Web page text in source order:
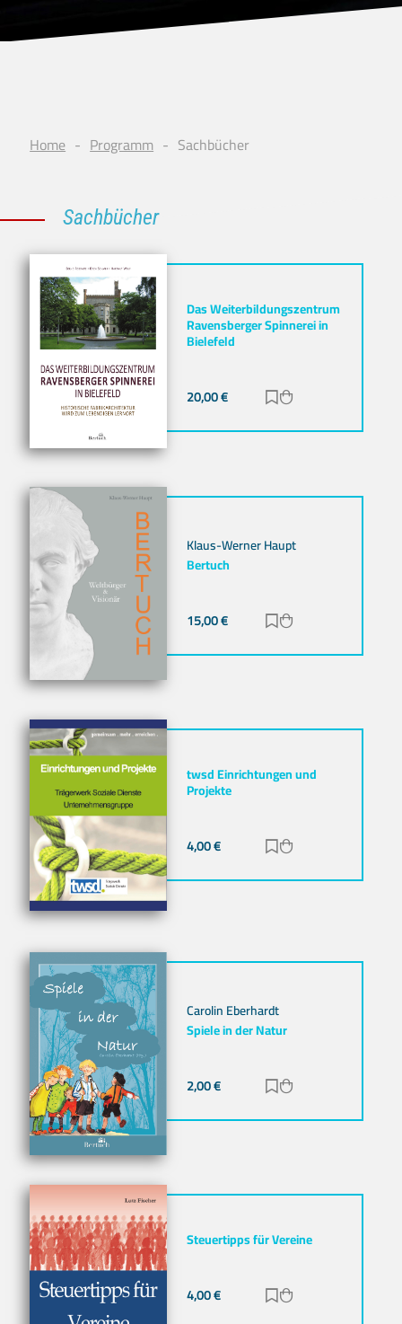
Home Programm Sachbücher
Sachbücher
Das Weiterbildungszentrum
Ravensberger Spinnerei in
Bielefeld
20,00€ Zur Merkliste
Klaus-Werner Haupt
Bertuch
15,00€ Zur Merkliste
twsd Einrichtungen und
Projekte
4,00€ Zur Merkliste
Carolin Eberhardt
Spiele in der Natur
2,00€ Zur Merkliste
Steuertipps für Vereine
4,00€ Zur Merkliste